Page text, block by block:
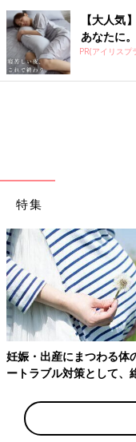
【大人気
あなたに。
PR(アイリスプ
特集
妊娠・出産にまつわる体
ートラブル対策として、